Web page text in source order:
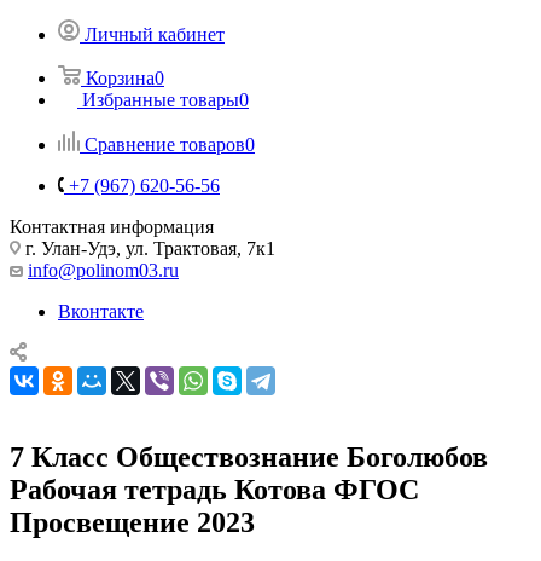
Личный кабинет
Корзина0
Избранные товары0
Сравнение товаров0
+7 (967) 620-56-56
Контактная информация
г. Улан-Удэ, ул. Трактовая, 7к1
info@polinom03.ru
Вконтакте
7 Класс Обществознание Боголюбов
Рабочая тетрадь Котова ФГОС
Просвещение 2023